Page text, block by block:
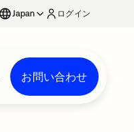
Japan ログイン
お問い合わせ